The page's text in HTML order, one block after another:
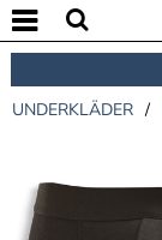
UNDERKLÄDER /